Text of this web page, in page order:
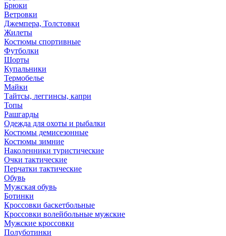
Брюки
Ветровки
Джемпера, Толстовки
Жилеты
Костюмы спортивные
Футболки
Шорты
Купальники
Термобелье
Майки
Тайтсы, леггинсы, капри
Топы
Рашгарды
Одежда для охоты и рыбалки
Костюмы демисезонные
Костюмы зимние
Наколенники туристические
Очки тактические
Перчатки тактические
Обувь
Мужская обувь
Ботинки
Кроссовки баскетбольные
Кроссовки волейбольные мужские
Мужские кроссовки
Полуботинки